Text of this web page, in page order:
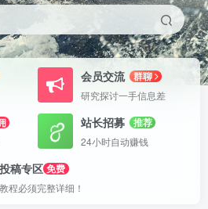
会员交流
群聊
研究探讨一手信息差
站长招募
推荐
24小时自动赚钱
投稿专区 免费
教程必须完整详细！